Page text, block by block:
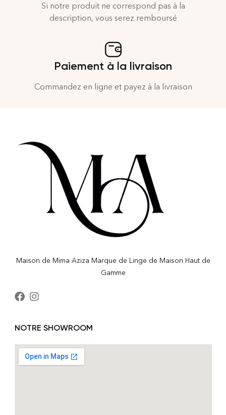
Si notre produit ne correspond pas à la
description, vous serez remboursé
Paiement à la livraison
Commandez en ligne et payez à la livraison
Maison de Mima Aziza Marque de Linge de Maison Haut de
Gamme
NOTRE SHOWROOM